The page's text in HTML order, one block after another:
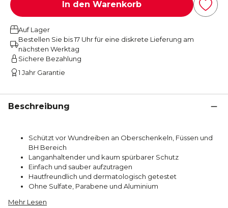
In den Warenkorb
Auf Lager
Bestellen Sie bis 17 Uhr für eine diskrete Lieferung am
nächsten Werktag
Sichere Bezahlung
1 Jahr Garantie
Beschreibung
Schützt vor Wundreiben an Oberschenkeln, Füssen und
BH Bereich
Langanhaltender und kaum spürbarer Schutz
Einfach und sauber aufzutragen
Hautfreundlich und dermatologisch getestet
Ohne Sulfate, Parabene und Aluminium
Mehr Lesen